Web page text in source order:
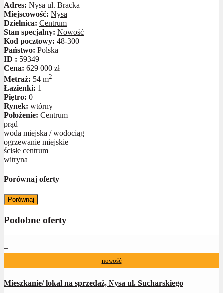
Adres: Nysa ul. Bracka
Miejscowość: Nysa
Dzielnica: Centrum
Stan specjalny: Nowość
Kod pocztowy: 48-300
Państwo: Polska
ID : 59349
Cena: 629 000 zł
Metraż: 54 m2
Łazienki: 1
Piętro: 0
Rynek: wtórny
Położenie: Centrum
prąd
woda miejska / wodociąg
ogrzewanie miejskie
ścisłe centrum
witryna
Porównaj oferty
Porównaj
Podobne oferty
+
nowość
Mieszkanie/ lokal na sprzedaż, Nysa ul. Sucharskiego